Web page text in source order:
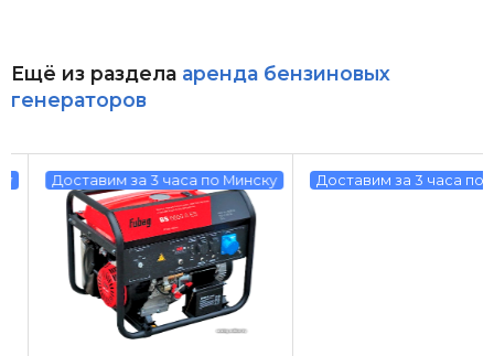
Ещё из раздела аренда бензиновых
генераторов
Доставим за 3 часа по Минску Доставим за 3 часа по